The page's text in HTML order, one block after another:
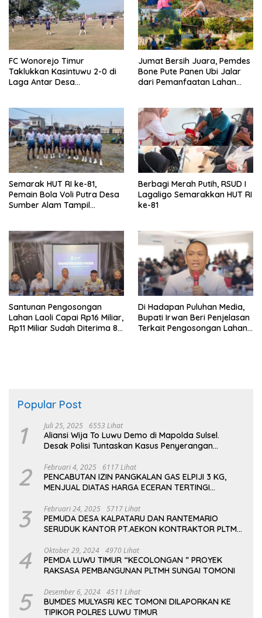
FC Wonorejo Timur
Taklukkan Kasintuwu 2-0 di
Laga Antar Desa
Jumat Bersih Juara, Pemdes
Bone Pute Panen Ubi Jalar
dari Pemanfaatan Lahan
Semarak HUT RI ke-81,
Pemain Bola Voli Putra Desa
Sumber Alam Tampil
Berbagi Merah Putih, RSUD I
Lagaligo Semarakkan HUT RI
ke-81
Santunan Pengosongan
Lahan Laoli Capai Rp16 Miliar,
Rp11 Miliar Sudah Diterima 83
Di Hadapan Puluhan Media,
Bupati Irwan Beri Penjelasan
Terkait Pengosongan Lahan
Popular Post
1 Juli 25, 2025 6553 Lihat
Aliansi Wija To Luwu Demo di Mapolda Sulsel.
Desak Polisi Tuntaskan Kasus Penyerangan
2 Februari 4, 2025 6117 Lihat
PENCABUTAN IZIN PANGKALAN GAS ELPIJI 3 KG,
MENJUAL DIATAS HARGA ECERAN TERTINGI
3 Februari 24, 2025 5717 Lihat
PEMUDA DESA KALPATARU DAN RANTEMARIO
SERUDUK KANTOR PT.AEKON KONTRAKTOR PLTMH
4 Oktober 29, 2024 4970 Lihat
PEMDA LUWU TIMUR “KECOLONGAN ” PROYEK
RAKSASA PEMBANGUNAN PLTMH SUNGAI TOMONI
5 Desember 6, 2024 4511 Lihat
BUMDES MULYASRI KEC TOMONI DILAPORKAN KE
TIPIKOR POLRES LUWU TIMUR